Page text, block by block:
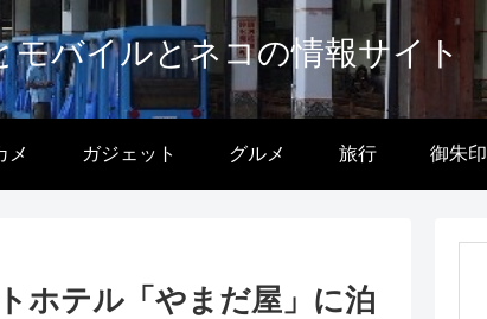
モバイルとネコの情報サイト
メ ガジェット グルメ 旅行 御朱印
ホテル「やまだ屋」に泊